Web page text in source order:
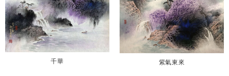
千華 紫氣東來